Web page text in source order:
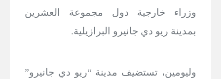
وزراء خارجية دول مجموعة العشرين
بمدينة ريو دي جانيرو البرازيلية.
وليومين، تستضيف مدينة “ريو دي جانيرو”